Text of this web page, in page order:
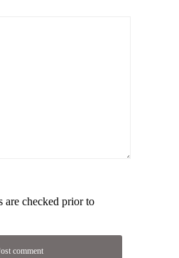
are checked prior to